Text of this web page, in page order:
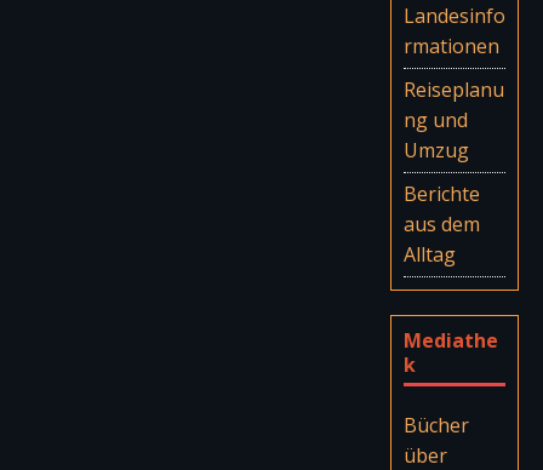
Landesinfo
rmationen
Reiseplanu
ng und
Umzug
Berichte
aus dem
Alltag
Mediathe
k
Bücher
über